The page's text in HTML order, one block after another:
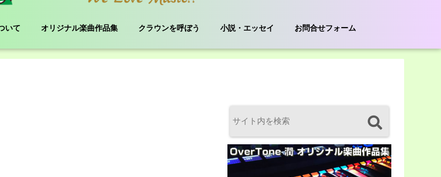
いて オリジナル楽曲作品集 クラウンを呼ぼう 小説・エッセイ お問合せフォーム